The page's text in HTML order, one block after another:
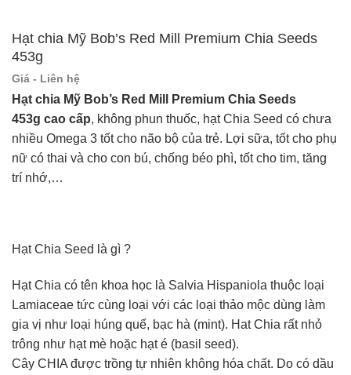
Hạt chia Mỹ Bob’s Red Mill Premium Chia Seeds
453g
Giá - Liên hệ
Hạt chia Mỹ Bob’s Red Mill Premium Chia Seeds
453g cao cấp, không phun thuốc, hạt Chia Seed có chưa
nhiều Omega 3 tốt cho não bộ của trẻ. Lợi sữa, tốt cho phụ
nữ có thai và cho con bú, chống béo phì, tốt cho tim, tăng
trí nhớ,…
Hạt Chia Seed là gì ?
Hạt Chia có tên khoa học là Salvia Hispaniola thuộc loại
Lamiaceae tức cùng loại với các loại thảo mộc dùng làm
gia vị như loại húng quế, bạc hà (mint). Hat Chia rất nhỏ
trông như hạt mè hoặc hạt é (basil seed).
Cây CHIA được trồng tự nhiên không hóa chất. Do có dầu